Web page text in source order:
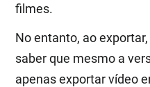
filmes.
No entanto, ao
saber que mesmo a
apenas exportar vídeo